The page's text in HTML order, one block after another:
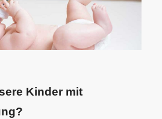
Kinder mit